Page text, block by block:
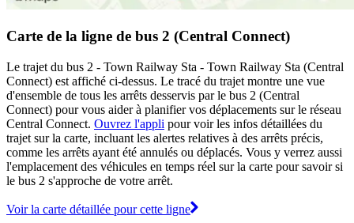
Carte de la ligne de bus 2 (Central Connect)
Le trajet du bus 2 - Town Railway Sta - Town Railway Sta (Central
Connect) est affiché ci-dessus. Le tracé du trajet montre une vue
d'ensemble de tous les arrêts desservis par le bus 2 (Central
Connect) pour vous aider à planifier vos déplacements sur le réseau
Central Connect. Ouvrez l'appli pour voir les infos détaillées du
trajet sur la carte, incluant les alertes relatives à des arrêts précis,
comme les arrêts ayant été annulés ou déplacés. Vous y verrez aussi
l'emplacement des véhicules en temps réel sur la carte pour savoir si
le bus 2 s'approche de votre arrêt.
Voir la carte détaillée pour cette ligne